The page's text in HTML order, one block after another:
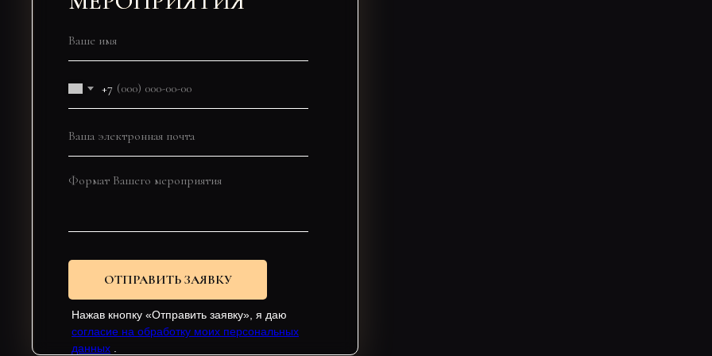
+7
ОТПРАВИТЬ ЗАЯВКУ
Нажав кнопку «Отправить заявку», я даю
согласие на обработку моих персональных
данных